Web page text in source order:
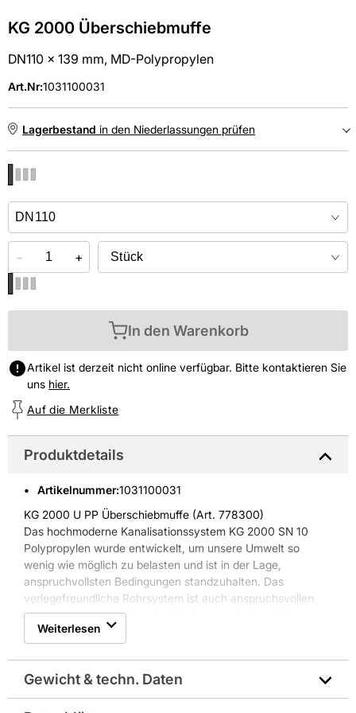
KG 2000 Überschiebmuffe
DN110 x 139 mm, MD-Polypropylen
Art.Nr:1031100031
Lagerbestand in den Niederlassungen prüfen
Online kaufen &
− +
In den Warenkorb
Artikel ist derzeit nicht online verfügbar. Bitte kontaktieren Sie
uns hier.
Auf die Merkliste
Produktdetails
Artikelnummer:1031100031
KG 2000 U PP Überschiebmuffe (Art. 778300)
Das hochmoderne Kanalisationssystem KG 2000 SN 10
Polypropylen wurde entwickelt, um unsere Umwelt so
wenig wie möglich zu belasten und ist in der Lage,
anspruchvollsten Bedingungen standzuhalten. Das
verlegefreundliche Rohrsystem ist auch anspruchsvollen
Bedingungen gegenüber beständig und sehr langlebig.
Anwendung als erdverlegte Abwasserkanäle und -
leitungen, die Rohre sind gegen übliche Abwässer (pH 2 -
pH 12) beständig
Eigenschaften KG 2000 U PP Überschiebemuffe:
* hohe Schlagzähigkeit
Weiterlesen
Gewicht & techn. Daten